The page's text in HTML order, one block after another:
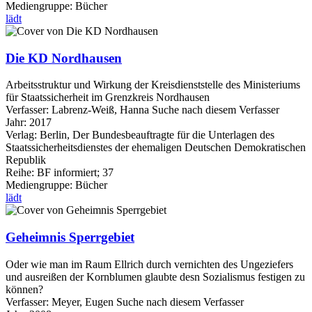
Mediengruppe: Bücher
lädt
Die KD Nordhausen
Arbeitsstruktur und Wirkung der Kreisdienststelle des Ministeriums
für Staatssicherheit im Grenzkreis Nordhausen
Verfasser: Labrenz-Weiß, Hanna Suche nach diesem Verfasser
Jahr: 2017
Verlag: Berlin, Der Bundesbeauftragte für die Unterlagen des
Staatssicherheitsdienstes der ehemaligen Deutschen Demokratischen
Republik
Reihe: BF informiert; 37
Mediengruppe: Bücher
lädt
Geheimnis Sperrgebiet
Oder wie man im Raum Ellrich durch vernichten des Ungeziefers
und ausreißen der Kornblumen glaubte desn Sozialismus festigen zu
können?
Verfasser: Meyer, Eugen Suche nach diesem Verfasser